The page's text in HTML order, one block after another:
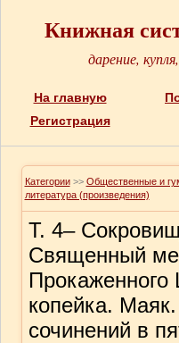
Книжная
дарение,
На главную
Регистрация
Категории >> Общественные и
литература (произведения)
Т. 4–
Священный
копейка.
сочинений в